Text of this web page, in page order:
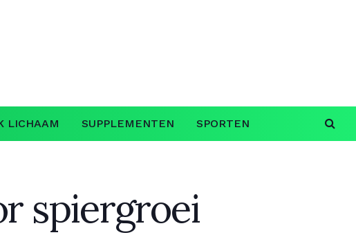
LICHAAM SUPPLEMENTEN SPORTEN
spiergroei